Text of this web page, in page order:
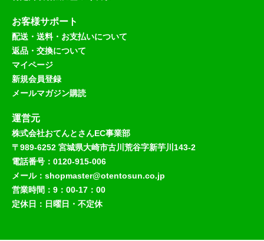
お客様サポート
配送・送料・お支払いについて
返品・交換について
マイページ
新規会員登録
メールマガジン購読
運営元
株式会社おてんとさんEC事業部
〒989-6252 宮城県大崎市古川荒谷字新芋川143-2
電話番号：0120-915-006
メール：shopmaster@otentosun.co.jp
営業時間：9：00-17：00
定休日：日曜日・不定休